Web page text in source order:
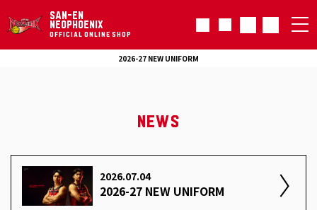
SAN-EN
NEOPHOENIX
OFFICIAL ONLINE SHOP
2026-27 NEW UNIFORM
NEWS
2026.07.04
2026-27 NEW UNIFORM